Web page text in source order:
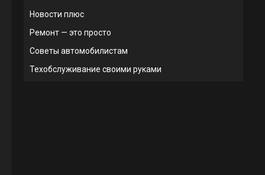
Новости плюс
Ремонт — это просто
Советы автомобилистам
Техобслуживание своими руками